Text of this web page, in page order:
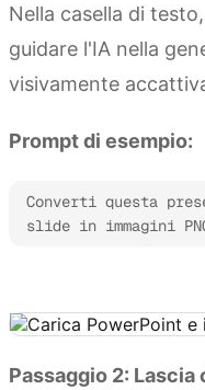
Nella casella di
guidare l'IA nella
visivamente
Prompt di esempio:
Converti questa
slide in immagini
Passaggio 2: